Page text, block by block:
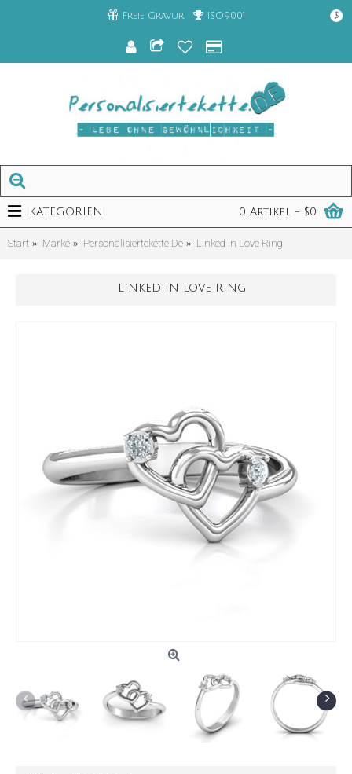
Freie Gravur ISO9001 $
0 Artikel - $0
KATEGORIEN
Start Marke Personalisiertekette.De Linked in Love Ring
LINKED IN LOVE RING